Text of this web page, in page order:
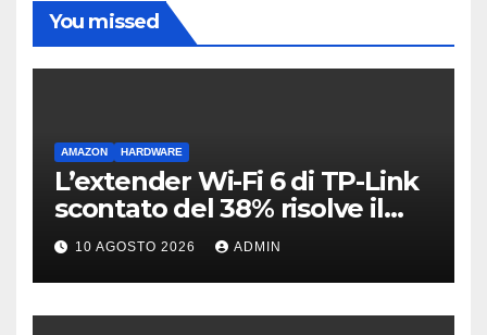
You missed
AMAZON HARDWARE
L’extender Wi-Fi 6 di TP-Link
scontato del 38% risolve il
problema delle zone morte
10 AGOSTO 2026 ADMIN